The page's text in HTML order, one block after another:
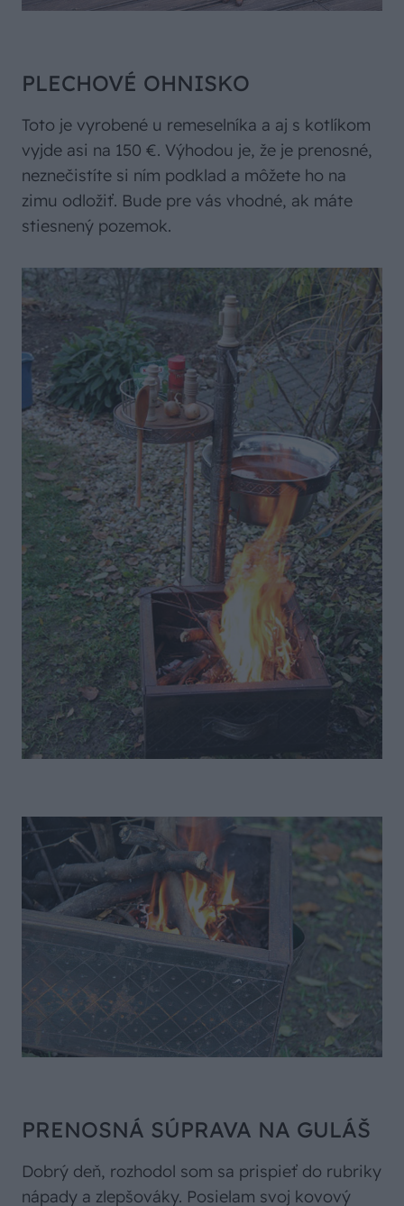
PLECHOVÉ OHNISKO
Toto je vyrobené u remeselníka a aj s kotlíkom
vyjde asi na 150 €. Výhodou je, že je prenosné,
neznečistíte si ním podklad a môžete ho na
zimu odložiť. Bude pre vás vhodné, ak máte
stiesnený pozemok.
PRENOSNÁ SÚPRAVA NA GULÁŠ
Dobrý deň, rozhodol som sa prispieť do rubriky
nápady a zlepšováky. Posielam svoj kovový